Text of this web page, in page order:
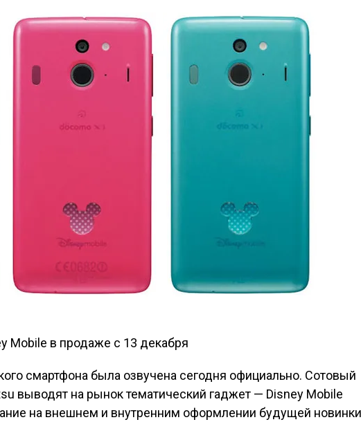
смартфона была озвучена сегодня официально. Сотовый
выводят на рынок тематический гаджет — Disney Mobile
на внешнем и внутренним оформлении будущей